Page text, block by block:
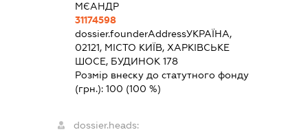
МЄАНДР
31174598
dossier.founderAddressУКРАЇНА,
02121, МІСТО КИЇВ, ХАРКІВСЬКЕ
ШОСЕ, БУДИНОК 178
Розмір внеску до статутного фонду
(грн.):100 (100 %)
dossier.heads: